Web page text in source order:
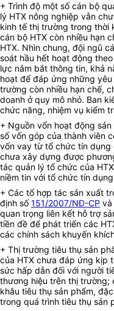
+ Trình độ một số cán bộ
lý HTX nông nghiệp vẫn
kinh tế thị trường trong thời
cán bộ HTX còn nhiều hạn
HTX. Nhìn chung, đội ngũ
soát hầu hết hoạt động
lực nắm bắt thông tin, khả
hoạt để đáp ứng những
trường còn nhiều hạn chế,
doanh ở quy mô nhỏ. Ban
chức năng, nhiệm vụ kiểm
+ Nguồn vốn hoạt động
số vốn góp của thành viên
vốn vay từ tổ chức tín dụng
chưa xây dựng được
tác quản lý tổ chức của
niềm tin với tổ chức tín
+ Các tổ hợp tác sản xuất
định số151/2007/NĐ-CP và
quan trọng liên kết hỗ trợ
tiền đề để phát triển các
các chính sách khuyến
+ Thị trường tiêu thụ sản
của HTX chưa đáp ứng kịp
sức hấp dẫn đối với người
thương hiệu trên thị trường;
khâu tiêu thụ sản phẩm,
trong quá trình tiêu thụ sản